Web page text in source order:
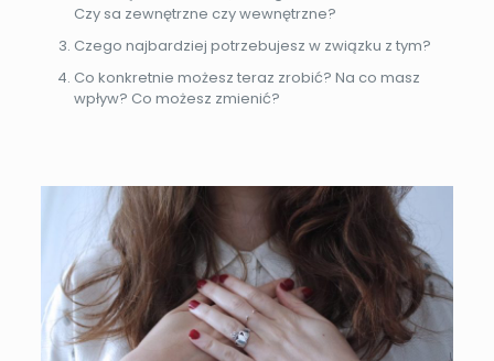
Czy sa zewnętrzne czy wewnętrzne?
Czego najbardziej potrzebujesz w związku z tym?
Co konkretnie możesz teraz zrobić? Na co masz
wpływ? Co możesz zmienić?